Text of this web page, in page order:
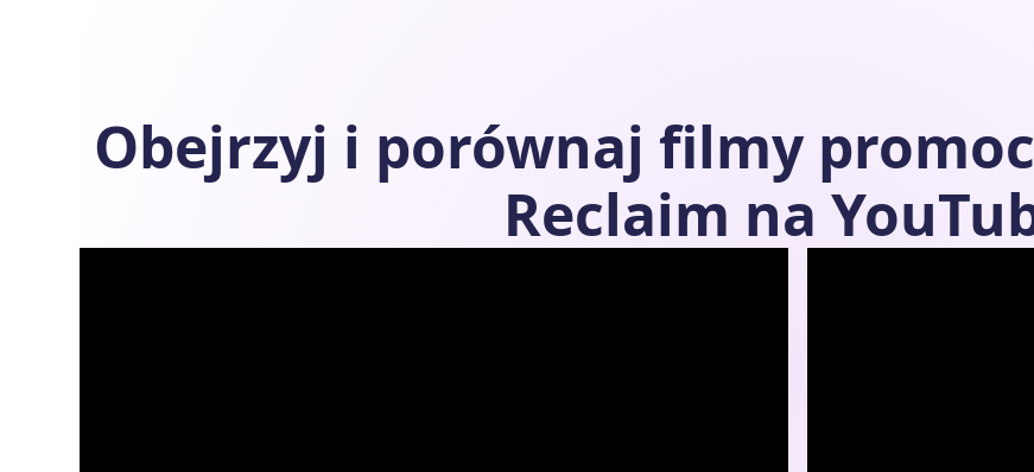
Obejrzyj i porównaj filmy
Reclaim na